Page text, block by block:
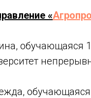
«